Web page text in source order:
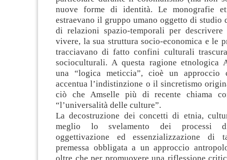
nuove forme di identità. Le monografie
estraevano il gruppo umano oggetto di studio
di relazioni spazio-temporali per
vivere, la sua struttura socio-economica e le
tracciavano di fatto confini culturali
socioculturali. A questa ragione etnologica
una “logica meticcia”, cioè un approccio
accentua l’indistinzione o il sincretismo
ciò che Amselle più di recente chiama
“l’universalità delle culture”.
La decostruzione dei concetti di etnia,
meglio lo svelamento dei processi
oggettivazione ed essenzializzazione di
premessa obbligata a un approccio